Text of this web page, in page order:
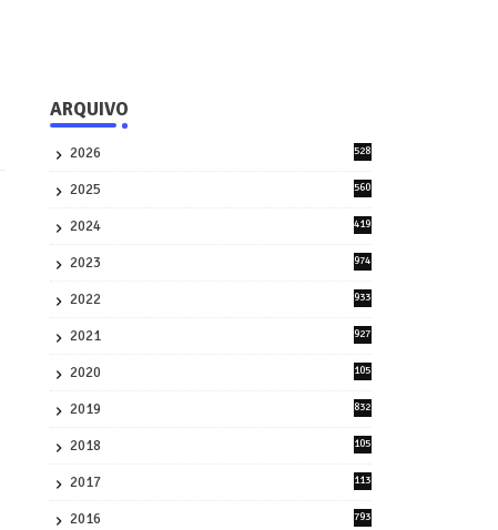
ARQUIVO
2026
528
2025
560
2024
419
2023
974
2022
933
2021
927
2020
105
2019
832
2018
105
2017
113
2016
793